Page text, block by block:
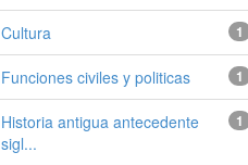
1
Cultura
1
Funciones civiles y politicas
1
Historia antigua antecedente
sigl...